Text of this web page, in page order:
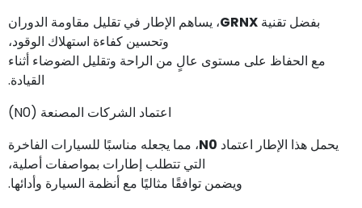
بفضل تقنية GRNX، يساهم الإطار في تقليل مقاومة الدوران
وتحسين كفاءة استهلاك الوقود،
مع الحفاظ على مستوى عالٍ من الراحة وتقليل الضوضاء أثناء
القيادة.
اعتماد الشركات المصنعة (N0)
يحمل هذا الإطار اعتماد N0، مما يجعله مناسبًا للسيارات الفاخرة
التي تتطلب إطارات بمواصفات أصلية،
ويضمن توافقًا مثاليًا مع أنظمة السيارة وأدائها.